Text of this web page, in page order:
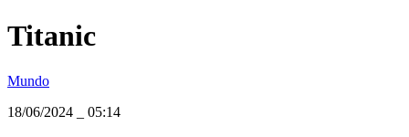
Titanic
Mundo
18/06/2024
05:14